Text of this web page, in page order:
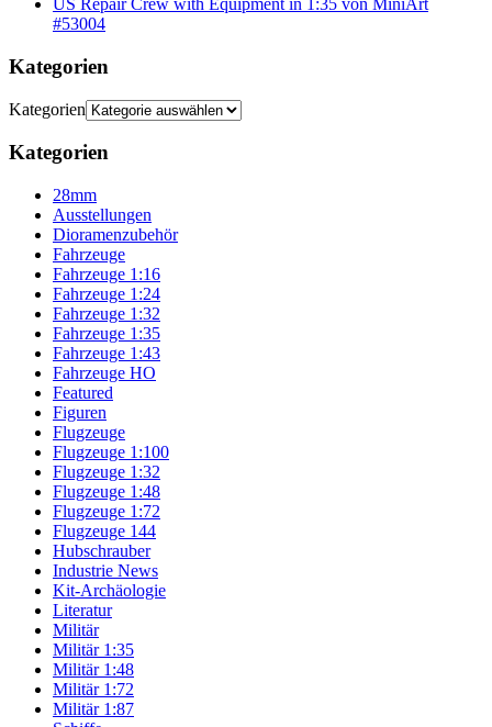
US Repair Crew with Equipment in 1:35 von MiniArt
#53004
Kategorien
Kategorien
Kategorien
28mm
Ausstellungen
Dioramenzubehör
Fahrzeuge
Fahrzeuge 1:16
Fahrzeuge 1:24
Fahrzeuge 1:32
Fahrzeuge 1:35
Fahrzeuge 1:43
Fahrzeuge HO
Featured
Figuren
Flugzeuge
Flugzeuge 1:100
Flugzeuge 1:32
Flugzeuge 1:48
Flugzeuge 1:72
Flugzeuge 144
Hubschrauber
Industrie News
Kit-Archäologie
Literatur
Militär
Militär 1:35
Militär 1:48
Militär 1:72
Militär 1:87